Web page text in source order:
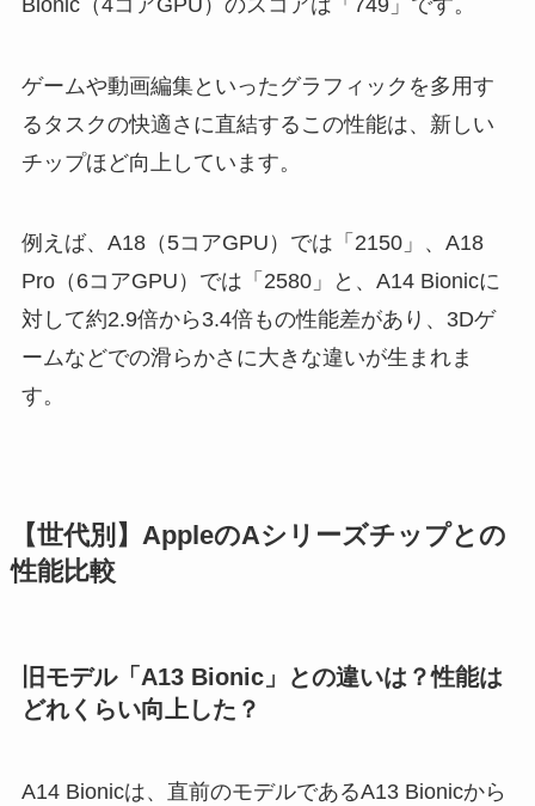
ゲームや動画編集といったグラフィックを多用す
るタスクの快適さに直結するこの性能は、新しい
チップほど向上しています。
例えば、A18（5コアGPU）では「2150」、A18
Pro（6コアGPU）では「2580」と、A14 Bionicに
対して約2.9倍から3.4倍もの性能差があり、3Dゲ
ームなどでの滑らかさに大きな違いが生まれま
す。
【世代別】AppleのAシリーズチップとの
性能比較
旧モデル「A13 Bionic」との違いは？性能は
どれくらい向上した？
A14 Bionicは、直前のモデルであるA13 Bionicから